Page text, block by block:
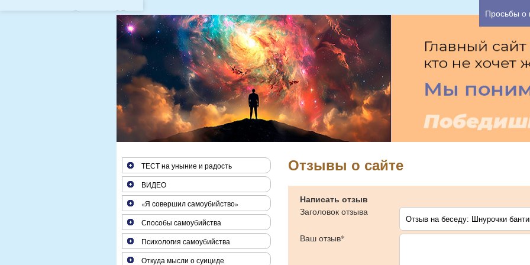
Если Вам больше 25 лет, за один час Вы можете узнать основные причины
Просьбы
Отзывы о сайте
Написать отзыв
Заголовок отзыва
Ваш отзыв*
ТЕСТ на уныние и радость
ВИДЕО
«Я совершил самоубийство»
Способы самоубийства
Психология самоубийства
Откуда мысли о суициде